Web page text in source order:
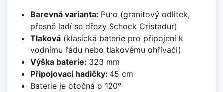
Barevná varianta: Puro (granitový odlitek,
přesně ladí se dřezy Schock Cristadur)
Tlaková(klasická baterie pro připojení k
vodnímu řádu nebo tlakovému ohřívači)
Výška baterie: 323 mm
Připojovací hadičky: 45 cm
Baterie je otočná o 120°